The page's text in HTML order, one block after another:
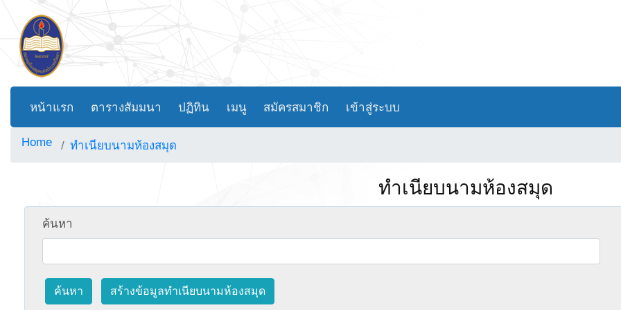
หน้าแรก ตารางสัมมนา ปฏิทิน เมนู สมัครสมาชิก เข้าสู่ระบบ
Home ทำเนียบนามห้องสมุด
ทำเนียบนามห้องสมุด
ค้นหา